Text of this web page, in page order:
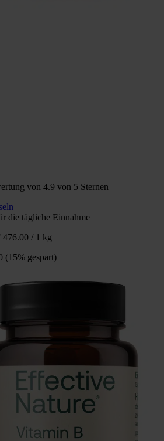
von 4.9 von 5 Sternen
die tägliche Einnahme
476.00 / 1 kg
(15% gespart)